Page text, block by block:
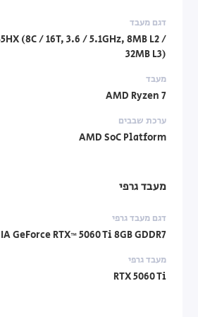
דגם מעבד
(8C / 16T, 3.6 / 5.1GHz, 8MB L2 /
32MB L3)
מעבד
AMD Ryzen 7
ערכת שבבים
AMD SoC Platform
מעבד גרפי
דגם מעבד גרפי
GeForce RTX™ 5060 Ti 8GB GDDR7
מעבד גרפי
RTX 5060 Ti